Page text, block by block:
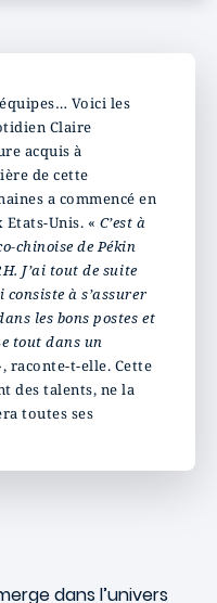
Voici les
Claire
acquis à
de cette
a commencé en
Unis. « C’est à
chinoise de Pékin
J’ai tout de suite
à s’assurer
les bons postes et
tout dans un
raconte-t-elle. Cette
des talents, ne la
toutes ses
dans l’univers